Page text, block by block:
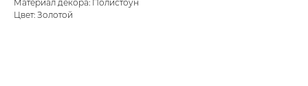
Материал декора: Полистоун
Цвет: Золотой